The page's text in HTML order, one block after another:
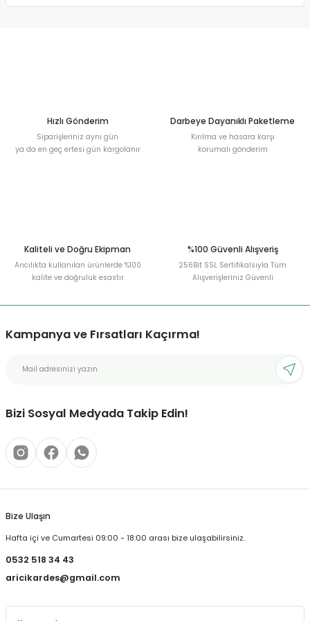
Hızlı Gönderim
Siparişleriniz aynı gün
ya da en geç ertesi gün kargolanır
Darbeye Dayanıklı Paketleme
Kırılma ve hasara karşı
korumalı gönderim
Kaliteli ve Doğru Ekipman
Arıcılıkta kullanılan ürünlerde %100
kalite ve doğruluk esastır
%100 Güvenli Alışveriş
256Bit SSL Sertifikalsıyla Tüm
Alışverişleriniz Güvenli
Kampanya ve Fırsatları Kaçırma!
Bizi Sosyal Medyada Takip Edin!
Bize Ulaşın
Hafta içi ve Cumartesi 09:00 - 18:00 arası bize ulaşabilirsiniz.
0532 518 34 43
aricikardes@gmail.com